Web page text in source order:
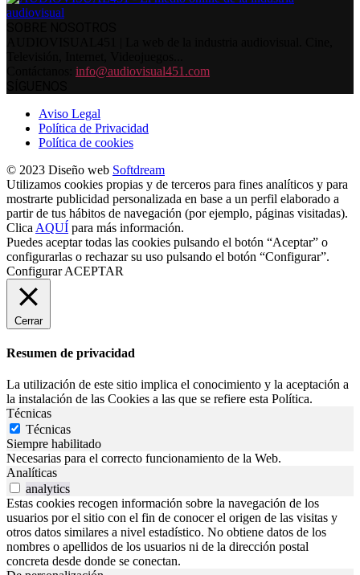
info@audiovisual451.com
Aviso Legal
Política de Privacidad
Política de cookies
© 2023 Diseño web Softdream
Utilizamos cookies propias y de terceros para fines analíticos y para
mostrarte publicidad personalizada en base a un perfil elaborado a
partir de tus hábitos de navegación (por ejemplo, páginas visitadas).
Clica AQUÍ para más información.
Puedes aceptar todas las cookies pulsando el botón “Aceptar” o
configurarlas o rechazar su uso pulsando el botón “Configurar”.
Configurar ACEPTAR
Cerrar
Resumen de privacidad
La utilización de este sitio implica el conocimiento y la aceptación a
la instalación de las Cookies a las que se refiere esta Política.
Técnicas
Técnicas
Siempre habilitado
Necesarias para el correcto funcionamiento de la Web.
Analíticas
analytics
Estas cookies recogen información sobre la navegación de los
usuarios por el sitio con el fin de conocer el origen de las visitas y
otros datos similares a nivel estadístico. No obtiene datos de los
nombres o apellidos de los usuarios ni de la dirección postal
concreta desde donde se conectan.